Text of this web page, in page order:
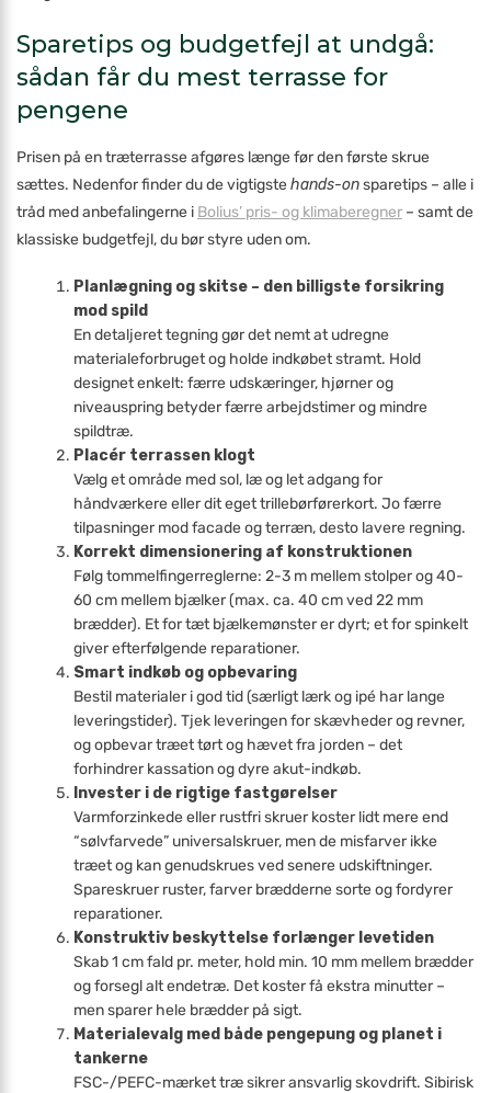
Sparetips og budgetfejl at undgå:
sådan får du mest terrasse for
pengene
Prisen på en træterrasse afgøres længe før den første skrue
sættes. Nedenfor finder du de vigtigstehands-onsparetips – alle i
tråd med anbefalingerne i Bolius’ pris- og klimaberegner – samt de
klassiske budgetfejl, du bør styre uden om.
Planlægning og skitse – den billigste forsikring
mod spild
En detaljeret tegning gør det nemt at udregne
materialeforbruget og holde indkøbet stramt. Hold
designet enkelt: færre udskæringer, hjørner og
niveauspring betyder færre arbejdstimer og mindre
spildtræ.
Placér terrassen klogt
Vælg et område med sol, læ og let adgang for
håndværkere eller dit eget trillebørførerkort. Jo færre
tilpasninger mod facade og terræn, desto lavere regning.
Korrekt dimensionering af konstruktionen
Følg tommelfingerreglerne: 2-3 m mellem stolper og 40-
60 cm mellem bjælker (max. ca. 40 cm ved 22 mm
brædder). Et for tæt bjælkemønster er dyrt; et for spinkelt
giver efterfølgende reparationer.
Smart indkøb og opbevaring
Bestil materialer i god tid (særligt lærk og ipé har lange
leveringstider). Tjek leveringen for skævheder og revner,
og opbevar træet tørt og hævet fra jorden – det
forhindrer kassation og dyre akut-indkøb.
Invester i de rigtige fastgørelser
Varmforzinkede eller rustfri skruer koster lidt mere end
“sølvfarvede” universal­skruer, men de misfarver ikke
træet og kan genudskrues ved senere udskiftninger.
Spare­skruer ruster, farver brædderne sorte og fordyrer
reparationer.
Konstruktiv beskyttelse forlænger levetiden
Skab 1 cm fald pr. meter, hold min. 10 mm mellem brædder
og forsegl alt endetræ. Det koster få ekstra minutter –
men sparer hele brædder på sigt.
Materialevalg med både pengepung og planet i
tankerne
FSC-/PEFC-mærket træ sikrer ansvarlig skovdrift. Sibirisk